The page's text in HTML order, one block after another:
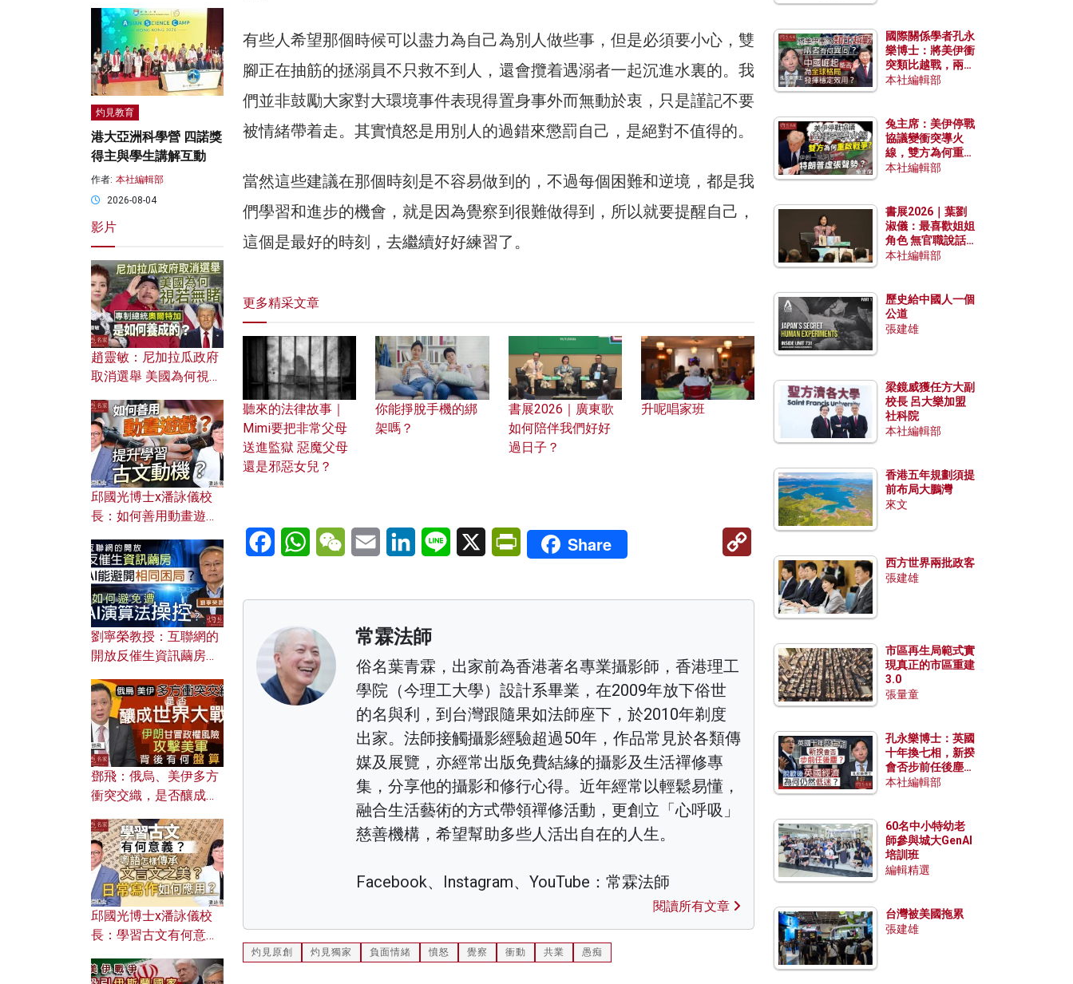
有些人希望那個時候可以盡力為自己為別人做些事，但是必須要小心，雙
腳正在抽筋的拯溺員不只救不到人，還會攬着遇溺者一起沉進水裏的。我
們並非鼓勵大家對大環境事件表現得置身事外而無動於衷，只是謹記不要
被情緒帶着走。其實憤怒是用別人的過錯來懲罰自己，是絕對不值得的。
當然這些建議在那個時刻是不容易做到的，不過每個困難和逆境，都是我
們學習和進步的機會，就是因為覺察到很難做得到，所以就要提醒自己，
這個是最好的時刻，去繼續好好練習了。
更多精采文章
聽來的法律故事｜
Mimi要把非常父母
送進監獄 惡魔父母
還是邪惡女兒？
你能掙脫手機的綁
架嗎？
書展2026｜廣東歌
如何陪伴我們好好
過日子？
升呢唱家班
FacebookWhatsAppWeChatEmail LinkedInLine X PrintFriendly
Share
Copy
常霖法師
俗名葉青霖，出家前為香港著名專業攝影師，香港理工
學院（今理工大學）設計系畢業，在2009年放下俗世
的名與利，到台灣跟隨果如法師座下，於2010年剃度
出家。法師接觸攝影經驗超過50年，作品常見於各類傳
媒及展覽，亦經常出版免費結緣的攝影及生活禪修專
集，分享他的攝影和修行心得。近年經常以輕鬆易懂，
融合生活藝術的方式帶領禪修活動，更創立「心呼吸」
慈善機構，希望幫助多些人活出自在的人生。
Facebook、Instagram、YouTube：常霖法師
閱讀所有文章
灼見原創 灼見獨家 負面情緒 憤怒 覺察 衝動 共業 愚痴
灼見教育
港大亞洲科學營 四諾獎
得主與學生講解互動
作者: 本社編輯部
2026-08-04
影片
趙靈敏：尼加拉瓜政府
取消選舉 美國為何視若
加是如何養成的？
邱國光博士x潘詠儀校
長：如何善用動畫遊戲
劉寧榮教授：互聯網的
開放反催生資訊繭房，
何避免遭AI演算法操
控？
鄧飛：俄烏、美伊多方
衝突交織，是否釀成世
風險攻擊美軍，背後有
何盤算？
邱國光博士x潘詠儀校
長：學習古文有何意
文之美？ 日常寫作如何
國際關係學者孔永
樂博士：將美伊衝
突類比越戰，兩者
有何異同？中國崛
本社編輯部
兔主席：美伊停戰
協議變衝突導火
線，雙方為何重啟
戰爭？伊朗一早洞
本社編輯部
書展2026｜葉劉
淑儀：最喜歡姐姐
角色 無官職說話
包袱少
本社編輯部
歷史給中國人一個
公道
張建雄
梁鏡威獲任方大副
校長 呂大樂加盟
社科院
本社編輯部
香港五年規劃須提
前布局大鵬灣
來文
西方世界兩批政客
張建雄
市區再生局範式實
現真正的市區重建
3.0
張量童
孔永樂博士：英國
十年換七相，新揆
會否步前任後塵？
脫歐後英國經濟為
本社編輯部
60名中小特幼老
師參與城大GenAI
培訓班
編輯精選
台灣被美國拖累
張建雄